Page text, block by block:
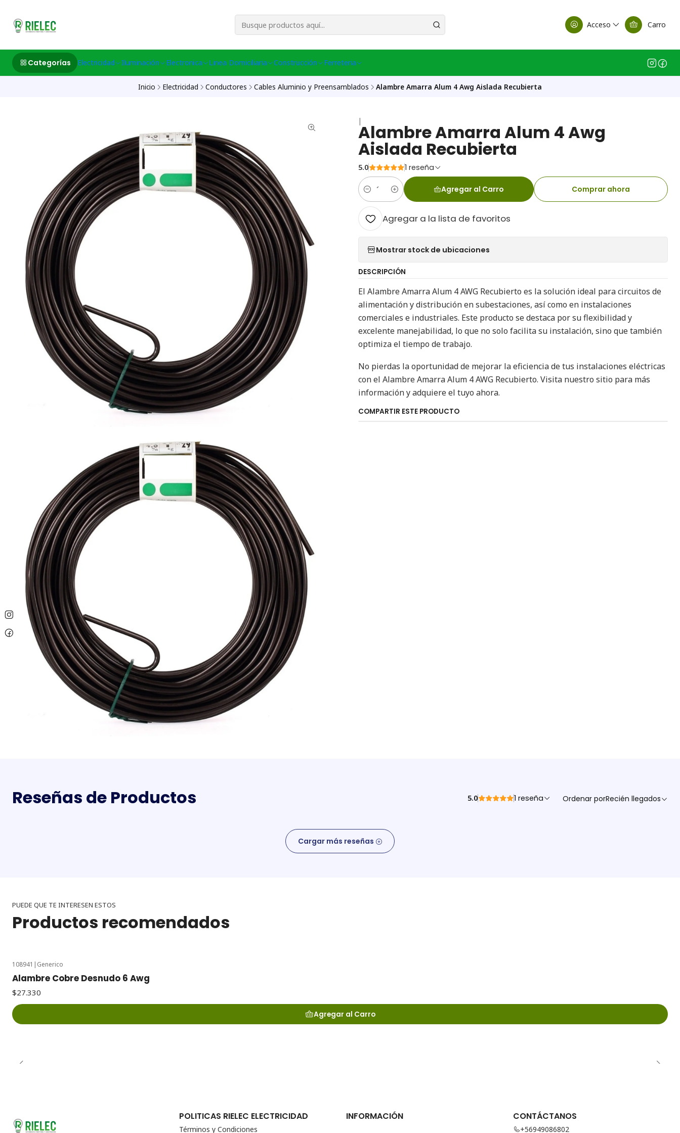
Acceso Carro
Categorías Electricidad Iluminación Electronica Linea Domiciliaria Construcción Ferreteria
Inicio Electricidad Conductores Cables Aluminio y Preensamblados Alambre Amarra Alum 4 Awg Aislada Recubierta
|
Alambre Amarra Alum 4 Awg
Aislada Recubierta
5.0 1 reseña
Cantidad
Agregar al Carro Comprar ahora
Agregar a la lista de favoritos
Mostrar stock de ubicaciones
DESCRIPCIÓN
El Alambre Amarra Alum 4 AWG Recubierto es la solución ideal para circuitos de
alimentación y distribución en subestaciones, así como en instalaciones
comerciales e industriales. Este producto se destaca por su flexibilidad y
excelente manejabilidad, lo que no solo facilita su instalación, sino que también
optimiza el tiempo de trabajo.
No pierdas la oportunidad de mejorar la eficiencia de tus instalaciones eléctricas
con el Alambre Amarra Alum 4 AWG Recubierto. Visita nuestro sitio para más
información y adquiere el tuyo ahora.
COMPARTIR ESTE PRODUCTO
Reseñas de Productos 5.0 1 reseña Ordenar porRecién llegados
Cargar más reseñas
PUEDE QUE TE INTERESEN ESTOS
Productos recomendados
108941 | Generico
Alambre Cobre Desnudo 6 Awg
$27.330
Agregar al Carro
POLITICAS RIELEC ELECTRICIDAD
Términos y Condiciones
INFORMACIÓN CONTÁCTANOS
+56949086802